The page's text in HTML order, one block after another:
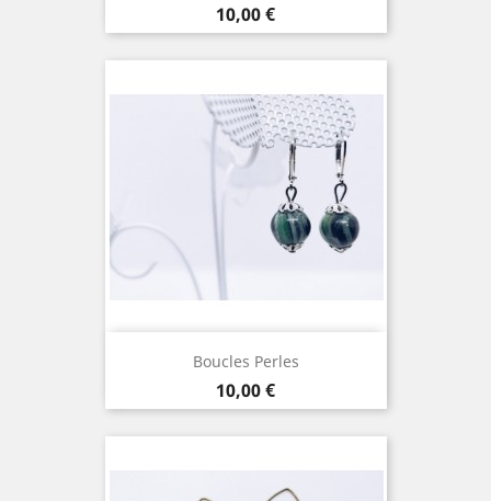
Prix
10,00 €
Boucles Perles
Prix
10,00 €